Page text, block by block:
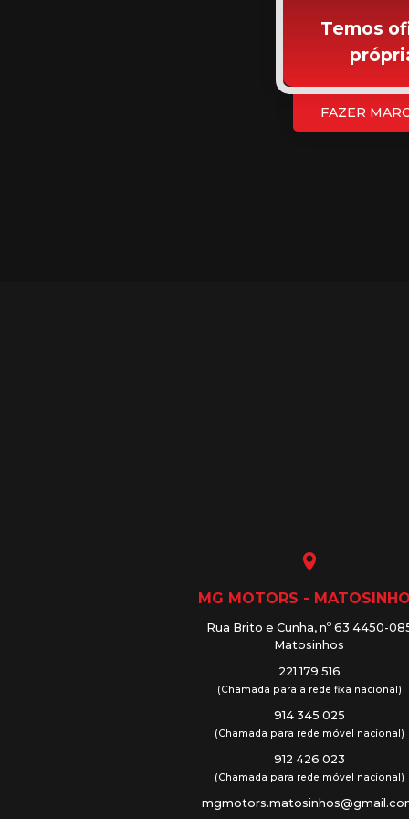
Temos
FAZER
MG MOTORS -
Rua Brito e Cunha, nº 63 4450-
Matosinhos
221 179 516
(Chamada para a rede fixa nacional)
914 345 025
(Chamada para rede móvel nacional)
912 426 023
(Chamada para rede móvel nacional)